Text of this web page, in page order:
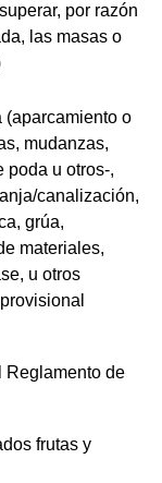
por razón
las masas o
(aparcamiento o
mudanzas,
poda u otros-,
canalización,
grúa,
materiales,
u otros
Reglamento de
frutas y